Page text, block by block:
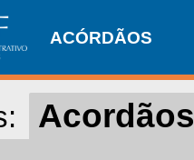
ACÓRDÃOS
Acordãos